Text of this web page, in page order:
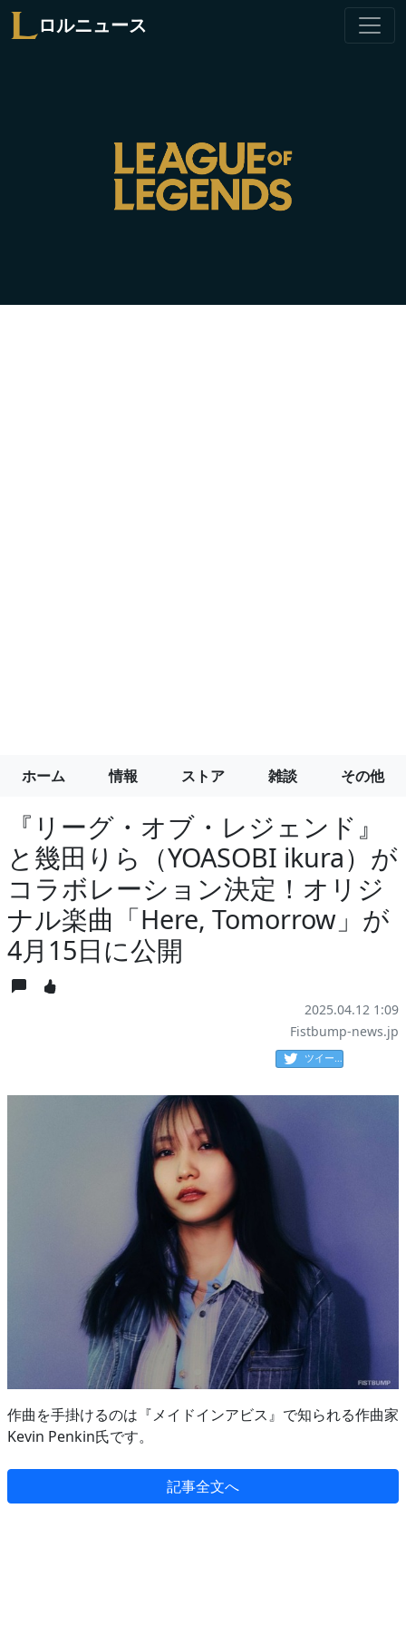
ロルニュース
ホーム 情報 ストア 雑談 その他
『リーグ・オブ・レジェンド』
と幾田りら（YOASOBI ikura）が
コラボレーション決定！オリジ
ナル楽曲「Here, Tomorrow」が
4月15日に公開
2025.04.12 1:09
Fistbump-news.jp
ツイート
作曲を手掛けるのは『メイドインアビス』で知られる作曲家
Kevin Penkin氏です。
記事全文へ